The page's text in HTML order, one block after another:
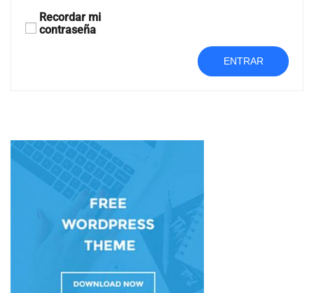
Recordar mi
contraseña
ENTRAR